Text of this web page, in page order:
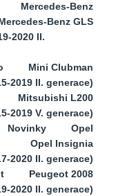
Mercedes-Benz
Benz GLS
2020 II.
Mini Clubman
2019 II. generace)
Mitsubishi L200
2019 V. generace)
Novinky
Opel
Opel Insignia
2020 II. generace)
Peugeot 2008
2020 II. generace)